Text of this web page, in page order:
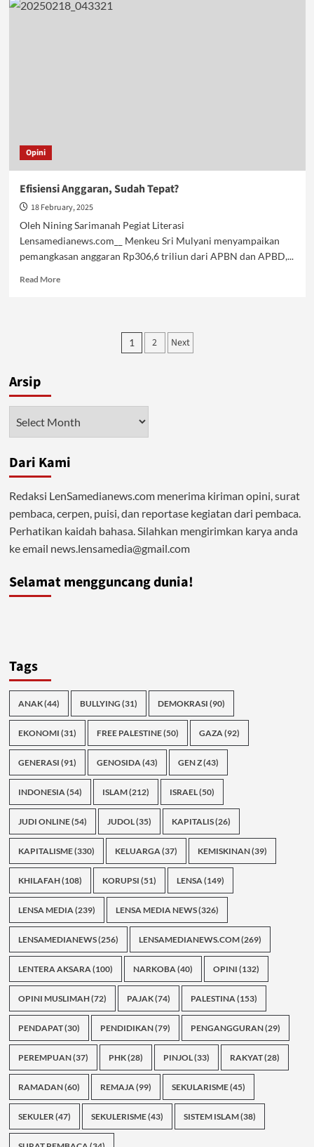
Anggaran
Opini
Efisiensi Anggaran, Sudah Tepat?
18 February, 2025
Oleh Nining Sarimanah Pegiat Literasi
Lensamedianews.com__ Menkeu Sri Mulyani menyampaikan
pemangkasan anggaran Rp306,6 triliun dari APBN dan APBD,...
Read MoreRead
Posts
1 2 Next
Arsip
Dari Kami
Redaksi LenSamedianews.com menerima kiriman opini, surat
pembaca, cerpen, puisi, dan reportase kegiatan dari pembaca.
Perhatikan kaidah bahasa. Silahkan mengirimkan karya anda
ke email news.lensamedia@gmail.com
Selamat mengguncang dunia!
Tags
ANAK(44) BULLYING (31) DEMOKRASI (90)
EKONOMI (31) FREE PALESTINE(50) GAZA(92)
GENERASI (91) GENOSIDA(43) GEN Z(43)
INDONESIA(54) ISLAM(212) ISRAEL(50)
JUDI ONLINE(54) JUDOL(35) KAPITALIS(26)
KAPITALISME(330) KELUARGA(37) KEMISKINAN(39)
KHILAFAH(108) KORUPSI (51) LENSA(149)
LENSA MEDIA(239) LENSA MEDIA NEWS(326)
LENSAMEDIANEWS(256) LENSAMEDIANEWS.COM(269)
LENTERA AKSARA(100) NARKOBA(40) OPINI (132)
OPINI MUSLIMAH(72) PAJAK(74) PALESTINA(153)
PENDAPAT(30) PENDIDIKAN(79) PENGANGGURAN(29)
PEREMPUAN(37) PHK(28) PINJOL(33) RAKYAT(28)
RAMADAN(60) REMAJA(99) SEKULARISME(45)
SEKULER(47) SEKULERISME(43) SISTEM ISLAM(38)